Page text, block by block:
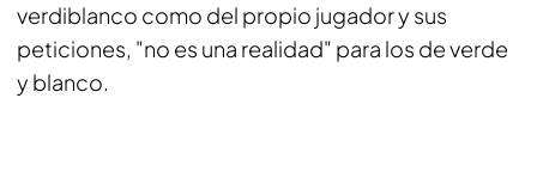
verdiblanco como del propio jugador y sus
peticiones, "no es una realidad" para los de verde
y blanco.